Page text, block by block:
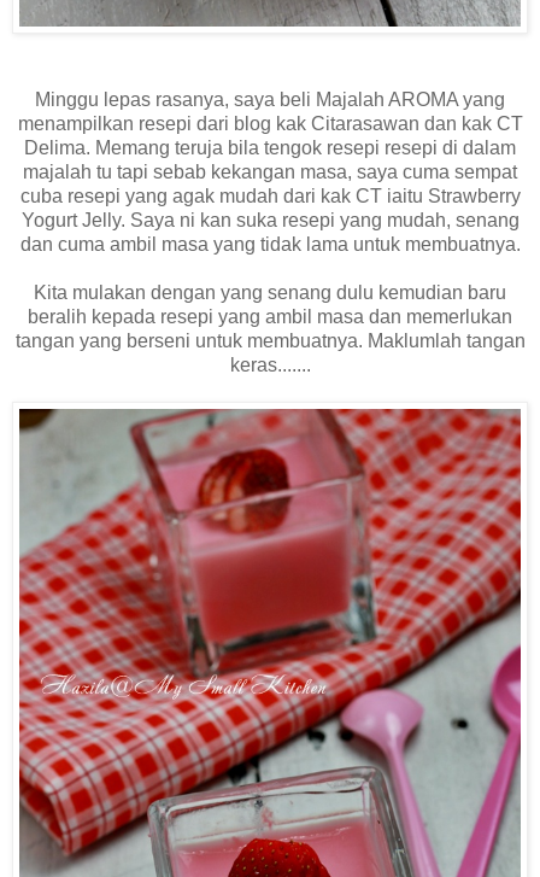
Minggu lepas rasanya, saya beli Majalah AROMA yang
menampilkan resepi dari blog kak Citarasawan dan kak CT
Delima. Memang teruja bila tengok resepi resepi di dalam
majalah tu tapi sebab kekangan masa, saya cuma sempat
cuba resepi yang agak mudah dari kak CT iaitu Strawberry
Yogurt Jelly. Saya ni kan suka resepi yang mudah, senang
dan cuma ambil masa yang tidak lama untuk membuatnya.
Kita mulakan dengan yang senang dulu kemudian baru
beralih kepada resepi yang ambil masa dan memerlukan
tangan yang berseni untuk membuatnya. Maklumlah tangan
keras.......